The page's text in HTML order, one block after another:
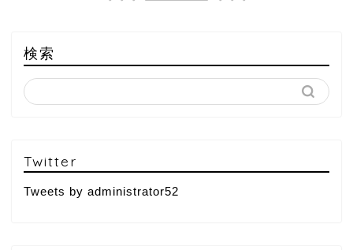
検索
Twitter
Tweets by administrator52